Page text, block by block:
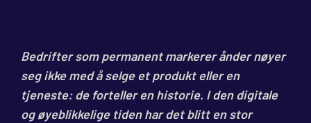
Bedrifter som permanent markerer ånder nøyer
seg ikke med å selge et produkt eller en
tjeneste: de forteller en historie. I den digitale
og øyeblikkelige tiden har det blitt en stor